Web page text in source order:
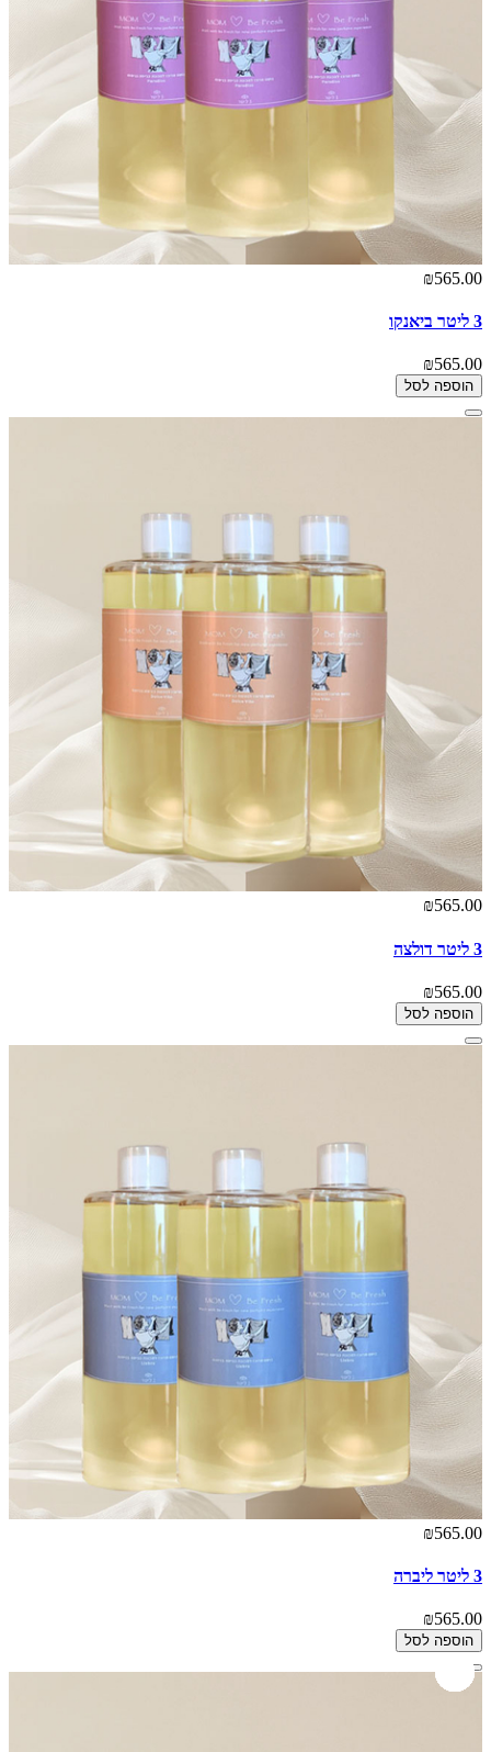
₪565.00
3 ליטר ביאנקו
₪565.00
הוספה לסל
₪565.00
3 ליטר דולצה
₪565.00
הוספה לסל
₪565.00
3 ליטר ליברה
₪565.00
הוספה לסל